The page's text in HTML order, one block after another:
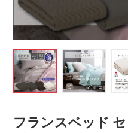
フランスベッド